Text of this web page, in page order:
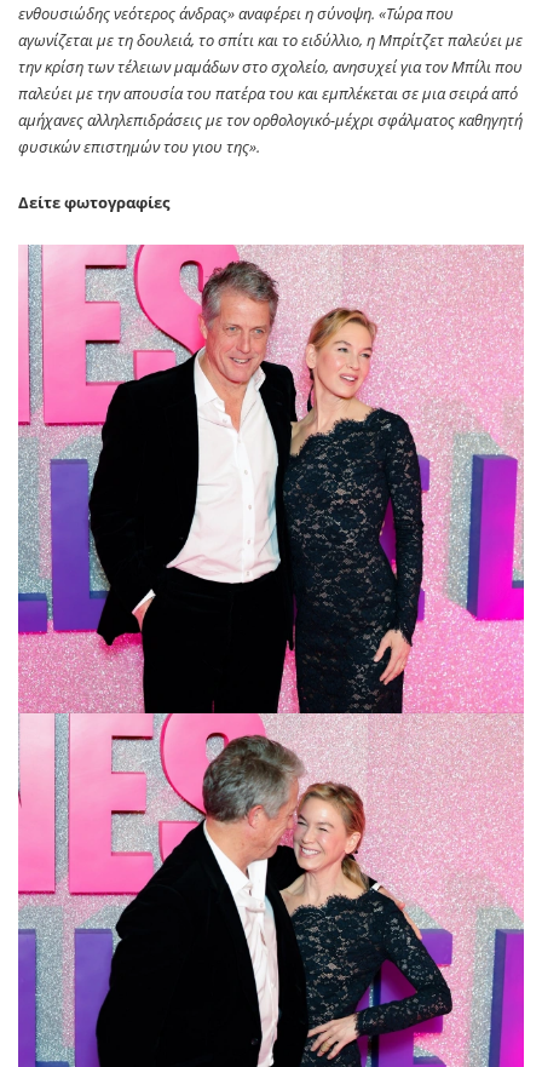
ενθουσιώδης νεότερος άνδρας» αναφέρει η σύνοψη. «Τώρα που
αγωνίζεται με τη δουλειά, το σπίτι και το ειδύλλιο, η Μπρίτζετ παλεύει με
την κρίση των τέλειων μαμάδων στο σχολείο, ανησυχεί για τον Μπίλι που
παλεύει με την απουσία του πατέρα του και εμπλέκεται σε μια σειρά από
αμήχανες αλληλεπιδράσεις με τον ορθολογικό-μέχρι σφάλματος καθηγητή
φυσικών επιστημών του γιου της».
Δείτε φωτογραφίες